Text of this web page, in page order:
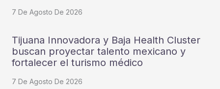
7 De Agosto De 2026
Tijuana Innovadora y Baja Health Cluster
buscan proyectar talento mexicano y
fortalecer el turismo médico
7 De Agosto De 2026